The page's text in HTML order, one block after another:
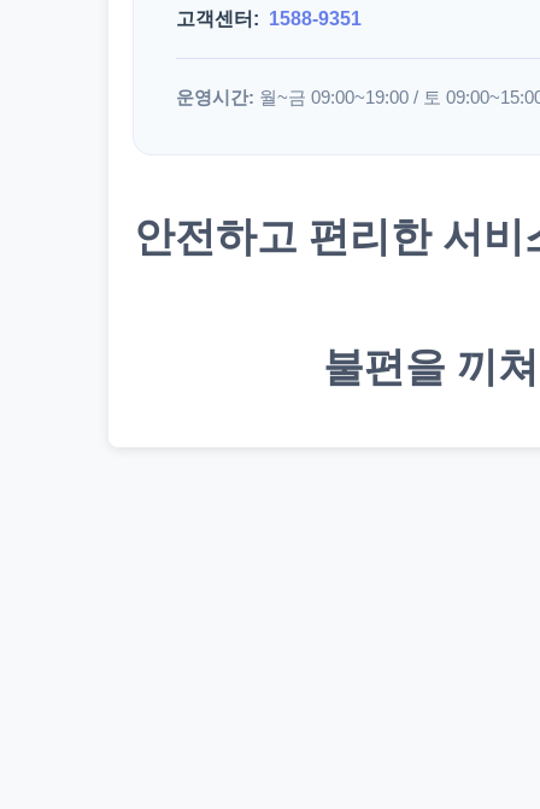
고객센터: 1588-9351
운영시간: 월~금 09:00~19:00 / 토
안전하고 편리한 서
불편을 끼